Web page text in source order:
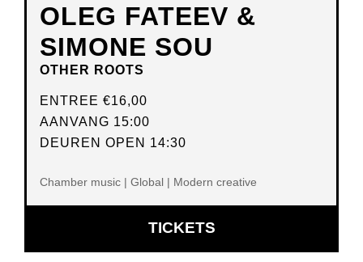
OLEG FATEEV &
SIMONE SOU
OTHER ROOTS
ENTREE €16,00
AANVANG 15:00
DEUREN OPEN 14:30
Chamber music | Global | Modern creative
TICKETSOPENT
IN